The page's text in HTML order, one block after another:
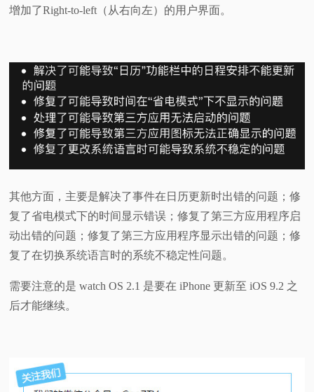
增加了Right-to-left（从右向左）的用户界面。
其他方面，主要是解决了事件在日历更新时出错的问题；修
复了省电模式下的时间显示错误；修复了第三方应用程序启
动出错的问题；修复了第三方应用程序显示出错的问题；修
复了在切换系统语言时的系统不稳定性问题。
需要注意的是 watch OS 2.1 是要在 iPhone 更新至 iOS 9.2 之
后才能继续。